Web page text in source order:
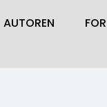
AUTOREN